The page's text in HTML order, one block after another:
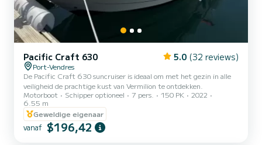
Pacific Craft 630 5.0 (32 reviews)
Port-Vendres
De Pacific Craft 630 suncruiser is ideaal om met het gezin in alle
veiligheid de prachtige kust van Vermilion te ontdekken.
Motorboot
Schipper optioneel 7 pers. 150 PK
2022
6.55 m
Geweldige eigenaar
vanaf $196,42